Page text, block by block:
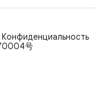
Конфиденциальность
号